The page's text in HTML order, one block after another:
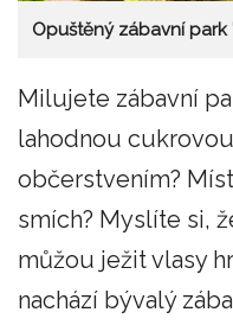
Opuštěný zábavní
Milujete zábavní
lahodnou
občerstvením?
smích? Myslíte si,
můžou ježit vlasy
nachází bývalý